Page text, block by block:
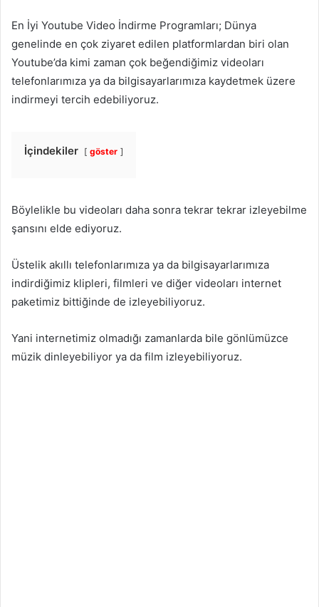
En İyi Youtube Video İndirme Programları; Dünya
genelinde en çok ziyaret edilen platformlardan biri olan
Youtube’da kimi zaman çok beğendiğimiz videoları
telefonlarımıza ya da bilgisayarlarımıza kaydetmek üzere
indirmeyi tercih edebiliyoruz.
İçindekiler göster
Böylelikle bu videoları daha sonra tekrar tekrar izleyebilme
şansını elde ediyoruz.
Üstelik akıllı telefonlarımıza ya da bilgisayarlarımıza
indirdiğimiz klipleri, filmleri ve diğer videoları internet
paketimiz bittiğinde de izleyebiliyoruz.
Yani internetimiz olmadığı zamanlarda bile gönlümüzce
müzik dinleyebiliyor ya da film izleyebiliyoruz.